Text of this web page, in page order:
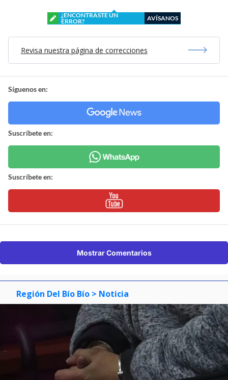
¿ENCONTRASTE UN
ERROR?
AVÍSANOS
Revisa nuestra página de correcciones
Síguenos en:
Suscríbete en:
Suscríbete en:
Mostrar Comentarios
Región Del Bío Bío > Noticia